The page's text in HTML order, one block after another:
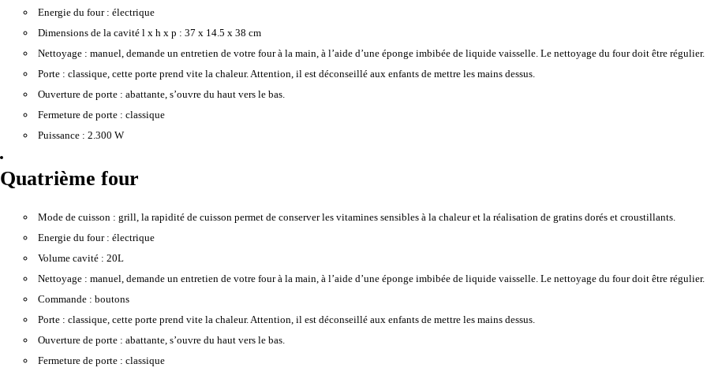
Energie du four : électrique
Dimensions de la cavité l x h x p : 37 x 14.5 x 38 cm
Nettoyage : manuel, demande un entretien de votre four à la main, à l’aide d’une éponge imbibée de liquide vaisselle. Le nettoyage du four doit être régulier.
Porte : classique, cette porte prend vite la chaleur. Attention, il est déconseillé aux enfants de mettre les mains dessus.
Ouverture de porte : abattante, s’ouvre du haut vers le bas.
Fermeture de porte : classique
Puissance : 2.300 W
Quatrième four
Mode de cuisson : grill, la rapidité de cuisson permet de conserver les vitamines sensibles à la chaleur et la réalisation de gratins dorés et croustillants.
Energie du four : électrique
Volume cavité : 20L
Nettoyage : manuel, demande un entretien de votre four à la main, à l’aide d’une éponge imbibée de liquide vaisselle. Le nettoyage du four doit être régulier.
Commande : boutons
Porte : classique, cette porte prend vite la chaleur. Attention, il est déconseillé aux enfants de mettre les mains dessus.
Ouverture de porte : abattante, s’ouvre du haut vers le bas.
Fermeture de porte : classique